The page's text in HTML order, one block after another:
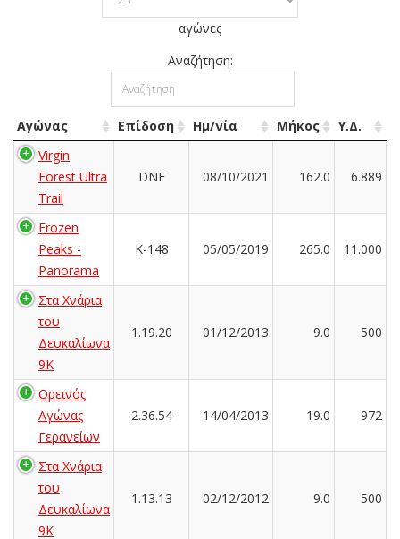
αγώνες
Αναζήτηση:
Αγώνας Επίδοση Ημ/νία Μήκος
Υ.Δ.
Virgin
Forest Ultra
Trail
DNF 08/10/2021 162.0 6.889
Frozen
Peaks -
Panorama
K-148 05/05/2019 265.0 11.000
Στα Χνάρια
του
Δευκαλίωνα
9K
1.19.20 01/12/2013 9.0 500
Ορεινός
Αγώνας
Γερανείων
2.36.54 14/04/2013 19.0 972
Στα Χνάρια
του
Δευκαλίωνα
9K
1.13.13 02/12/2012 9.0 500